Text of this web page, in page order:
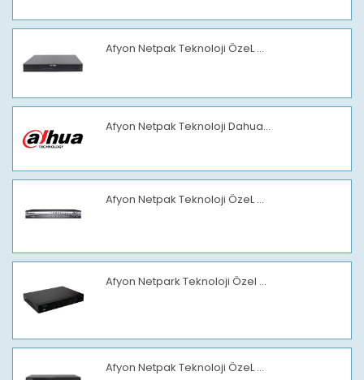
Afyon Netpak Teknoloji ÖzeL ...
Afyon Netpak Teknoloji Dahua...
Afyon Netpak Teknoloji ÖzeL ...
Afyon Netpark Teknoloji Özel ...
Afyon Netpak Teknoloji ÖzeL ...